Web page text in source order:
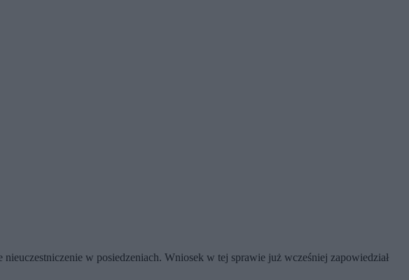
w posiedzeniach. Wniosek w tej sprawie już wcześniej zapowiedział